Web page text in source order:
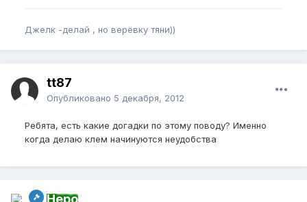
Джелк -делай , но верёвку тяни))
tt87
Опубликовано 5 декабря, 2012
Ребята, есть какие догадки по этому поводу? Именно
когда делаю клем начинуются неудобства
Неро